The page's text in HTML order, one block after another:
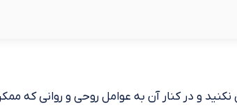
و در کنار آن به عوامل روحی و روانی که